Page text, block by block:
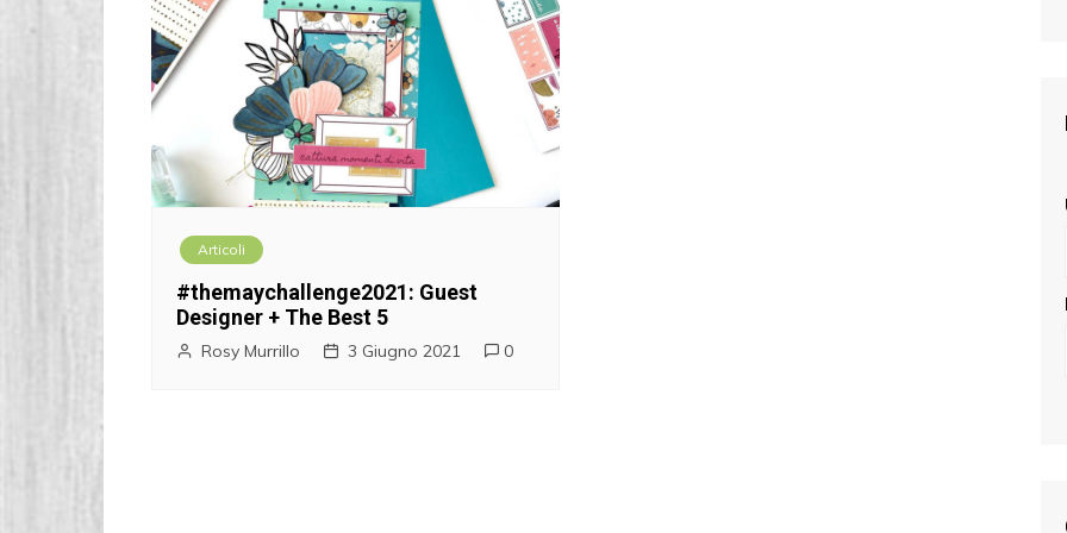
Articoli
#themaychallenge2021: Guest
Designer + The Best 5
Rosy Murrillo 3 Giugno 2021 0